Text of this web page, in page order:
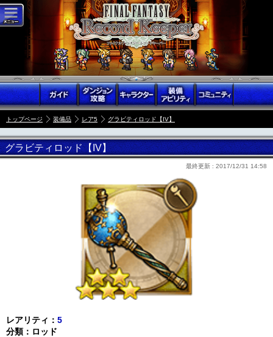
トップページ 装備品 レア5 グラビティロッド【IV】
グラビティロッド【IV】
最終更新 : 2017/12/31 14:58
レアリティ： 5
分類：ロッド